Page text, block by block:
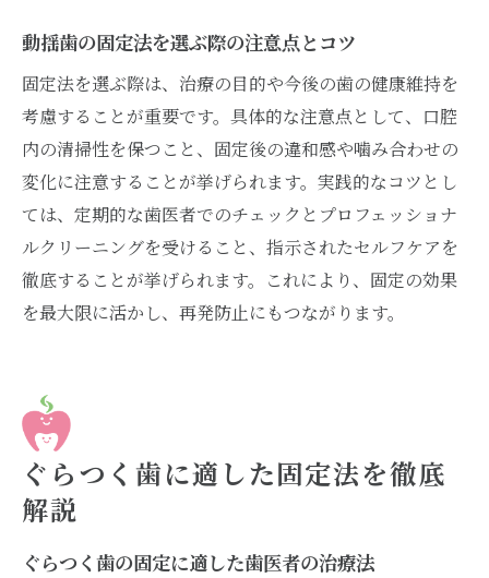
動揺歯の固定法を選ぶ際の注意点とコツ
固定法を選ぶ際は、治療の目的や今後の歯の健康維持を
考慮することが重要です。具体的な注意点として、口腔
内の清掃性を保つこと、固定後の違和感や噛み合わせの
変化に注意することが挙げられます。実践的なコツとし
ては、定期的な歯医者でのチェックとプロフェッショナ
ルクリーニングを受けること、指示されたセルフケアを
徹底することが挙げられます。これにより、固定の効果
を最大限に活かし、再発防止にもつながります。
ぐらつく歯に適した固定法を徹底
解説
ぐらつく歯の固定に適した歯医者の治療法